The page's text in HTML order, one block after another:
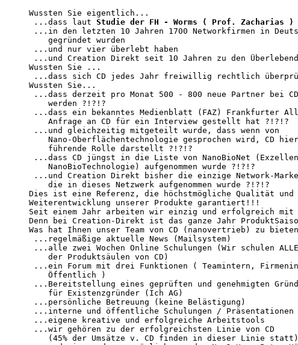
Wussten Sie eigentlich...
...dass laut Studie der FH - Worms ( Prof. Zacharias )
...in den letzten 10 Jahren 1700 Networkfirmen in
    gegründet wurden
...und nur vier überlebt haben
...und Creation Direkt seit 10 Jahren zu den
Wussten Sie ...
...dass sich CD jedes Jahr freiwillig rechtlich
Wussten Sie...
...dass derzeit pro Monat 500 - 800 neue Partner bei
    werden ?!?!?
...dass ein bekanntes Medienblatt (FAZ) Frankfurter
    Anfrage an CD für ein Interview gestellt hat ?!?!?
...und gleichzeitig mitgeteilt wurde, dass wenn von
Nano-Oberflächentechnologie gesprochen wird, CD
    führende Rolle darstellt ?!?!?
...dass CD jüngst in die Liste von NanoBioNet
    NanoBioTechnologie) aufgenommen wurde ?!?!?
...und Creation Direkt bisher die einzige Network-
    die in dieses Netzwerk aufgenommen wurde ?!?!?
Dies ist eine Referenz, die höchstmögliche Qualität und
Weiterentwicklung unserer Produkte garantiert!!!
Seit einem Jahr arbeiten wir einzig und erfolgreich mit
Denn bei Creation-Direkt ist das ganze Jahr
Was hat Ihnen unser Team von CD (nanovertrieb) zu
...regelmäßige aktuelle News (Mailsystem)
...alle zwei Wochen Online Schulungen (Wir schulen
    der Produktsäulen von CD)
...ein Forum mit drei Funktionen ( Teamintern,
    Öffentlich )
...Bereitstellung eines geprüften und genehmigten
    für Existenzgründer (Ich AG)
...persönliche Betreuung (keine Belästigung)
...interne und öffentliche Schulungen / Präsentationen
...eigene kreative und erfolgreiche Arbeitstools
...wir gehören zu der erfolgreichsten Linie von CD
(45% der Umsätze v. CD finden in dieser Linie